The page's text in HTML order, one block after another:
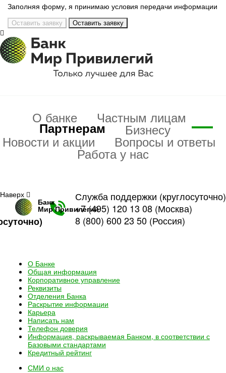
Заполняя форму, я принимаю условия передачи информации
О банке Частным лицам
Партнерам Бизнесу
Новости и акции Вопросы и ответы
Работа у нас
Служба поддержки (круглосуточно)
+7 (495) 120 13 08 (Москва)
8 (800) 600 23 50 (Россия)
Наверх
Банк
Мир Привилегий
О Банке
Общая информация
Корпоративное управление
Реквизиты
Отделения Банка
Раскрытие информации
Карьера
Написать нам
Телефон доверия
Информация, раскрываемая Банком, в соответствии с
Базовыми стандартами
Кредитный рейтинг
СМИ о нас